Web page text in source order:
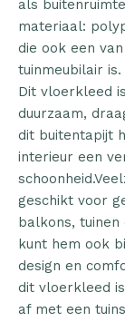
als
materiaal:
die ook een
tuinmeubilair
Dit vloerkleed
duurzaam,
dit buitentapijt
interieur een
geschikt voor
balkons,
kunt hem ook
design en
dit vloerkleed
af met een